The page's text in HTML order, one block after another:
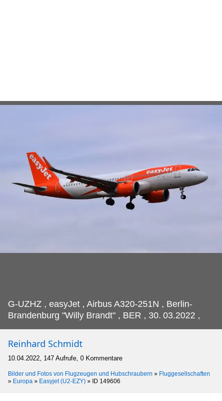
G-UZHZ , easyJet , Airbus A320-251N , Berlin-
Brandenburg "Willy Brandt" , BER , 30. 03.2022 ,
Reinhard Schmidt
10.04.2022, 147 Aufrufe, 0 Kommentare
Bilder und Fotos von Flugzeugen und Hubschraubern » Fluggesellschaften
» Europa » Easyjet (U2-EZY) » ID 149606